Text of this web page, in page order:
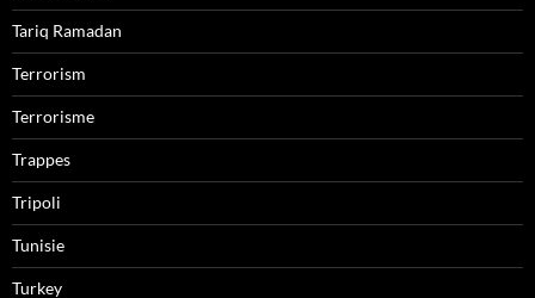
Tariq Ramadan
Terrorism
Terrorisme
Trappes
Tripoli
Tunisie
Turkey